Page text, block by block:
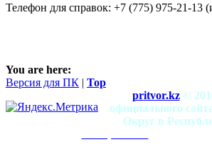
Телефон для справок: +7 (775) 975-21-13
You are here:
Версия для ПК | Top
pritvor.kz ©
официального
Округ в